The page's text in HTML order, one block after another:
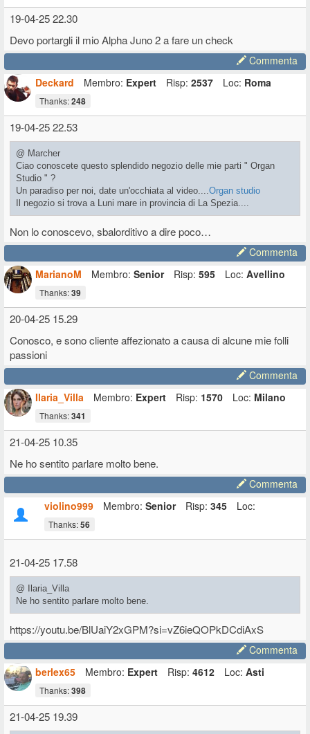
19-04-25 22.30
Devo portargli il mio Alpha Juno 2 a fare un check
Commenta
Deckard
Membro: Expert Risp: 2537 Loc: Roma
Thanks:248
19-04-25 22.53
@ Marcher
Ciao conoscete questo splendido negozio delle mie parti " Organ
Studio " ?
Un paradiso per noi, date un'occhiata al video.... Organ studio
Il negozio si trova a Luni mare in provincia di La Spezia....
Non lo conoscevo, sbalorditivo a dire poco…
Commenta
MarianoM
Membro: Senior Risp: 595 Loc: Avellino
Thanks:39
20-04-25 15.29
Conosco, e sono cliente affezionato a causa di alcune mie folli
passioni
Commenta
Ilaria_Villa
Membro: Expert Risp: 1570 Loc: Milano
Thanks:341
21-04-25 10.35
Ne ho sentito parlare molto bene.
Commenta
violino999
Membro: Senior Risp: 345 Loc:
Thanks:56
21-04-25 17.58
@ Ilaria_Villa
Ne ho sentito parlare molto bene.
https://youtu.be/BlUaiY2xGPM?si=vZ6ieQOPkDCdiAxS
Commenta
berlex65
Membro: Expert Risp: 4612 Loc: Asti
Thanks:398
21-04-25 19.39